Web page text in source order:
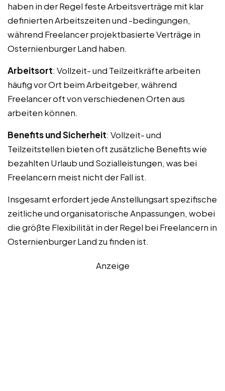
haben in der Regel feste Arbeitsverträge mit klar
definierten Arbeitszeiten und -bedingungen,
während Freelancer projektbasierte Verträge in
Osternienburger Land haben.
Arbeitsort: Vollzeit- und Teilzeitkräfte arbeiten
häufig vor Ort beim Arbeitgeber, während
Freelancer oft von verschiedenen Orten aus
arbeiten können.
Benefits und Sicherheit: Vollzeit- und
Teilzeitstellen bieten oft zusätzliche Benefits wie
bezahlten Urlaub und Sozialleistungen, was bei
Freelancern meist nicht der Fall ist.
Insgesamt erfordert jede Anstellungsart spezifische
zeitliche und organisatorische Anpassungen, wobei
die größte Flexibilität in der Regel bei Freelancern in
Osternienburger Land zu finden ist.
Anzeige